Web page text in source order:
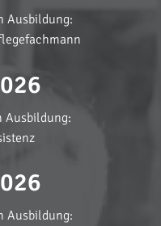
Ausbildung:
Ausbildung:
Ausbildung: